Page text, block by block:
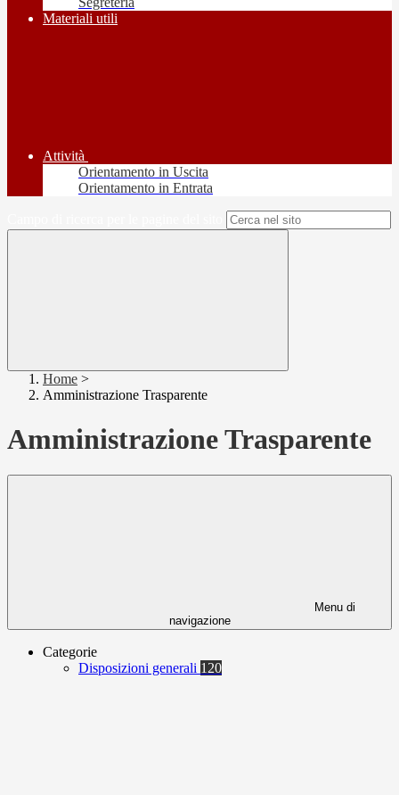
Materiali utili
Attività
Orientamento in Uscita
Orientamento in Entrata
Home >
Amministrazione Trasparente
Amministrazione Trasparente
Menu di
navigazione
Categorie
Disposizioni generali 120